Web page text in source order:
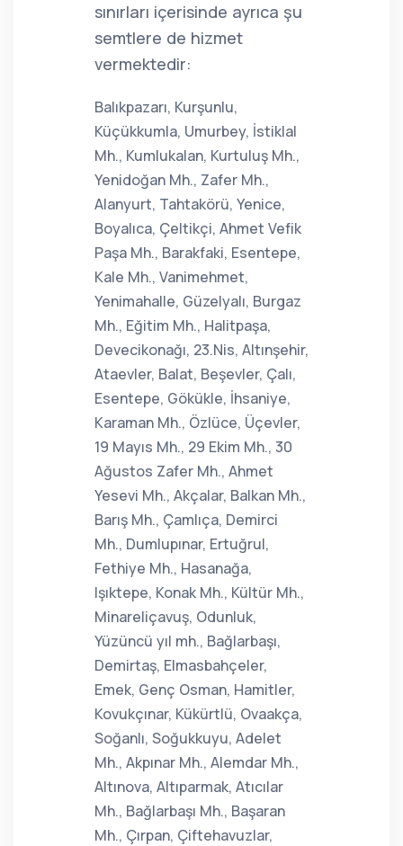
sınırları içerisinde ayrıca şu
semtlere de hizmet
vermektedir:
Balıkpazarı, Kurşunlu,
Küçükkumla, Umurbey, İstiklal
Mh., Kumlukalan, Kurtuluş Mh.,
Yenidoğan Mh., Zafer Mh.,
Alanyurt, Tahtakörü, Yenice,
Boyalıca, Çeltikçi, Ahmet Vefik
Paşa Mh., Barakfaki, Esentepe,
Kale Mh., Vanimehmet,
Yenimahalle, Güzelyalı, Burgaz
Mh., Eğitim Mh., Halitpaşa,
Devecikonağı, 23.Nis, Altınşehir,
Ataevler, Balat, Beşevler, Çalı,
Esentepe, Gökükle, İhsaniye,
Karaman Mh., Özlüce, Üçevler,
19 Mayıs Mh., 29 Ekim Mh., 30
Ağustos Zafer Mh., Ahmet
Yesevi Mh., Akçalar, Balkan Mh.,
Barış Mh., Çamlıça, Demirci
Mh., Dumlupınar, Ertuğrul,
Fethiye Mh., Hasanağa,
Işıktepe, Konak Mh., Kültür Mh.,
Minareliçavuş, Odunluk,
Yüzüncü yıl mh., Bağlarbaşı,
Demirtaş, Elmasbahçeler,
Emek, Genç Osman, Hamitler,
Kovukçınar, Kükürtlü, Ovaakça,
Soğanlı, Soğukkuyu, Adelet
Mh., Akpınar Mh., Alemdar Mh.,
Altınova, Altıparmak, Atıcılar
Mh., Bağlarbaşı Mh., Başaran
Mh., Çırpan, Çiftehavuzlar,